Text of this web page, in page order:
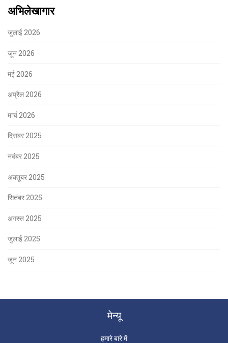
अभिलेखागार
जुलाई 2026
जून 2026
मई 2026
अप्रैल 2026
मार्च 2026
दिसंबर 2025
नवंबर 2025
अक्तूबर 2025
सितंबर 2025
अगस्त 2025
जुलाई 2025
जून 2025
मेन्यू
हमारे बारे में